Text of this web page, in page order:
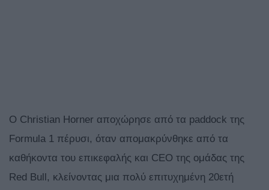
Ο Christian Horner αποχώρησε από τα paddock της
Formula 1 πέρυσι, όταν απομακρύνθηκε από τα
καθήκοντα του επικεφαλής και CEO της ομάδας της
Red Bull, κλείνοντας μια πολύ επιτυχημένη 20ετή